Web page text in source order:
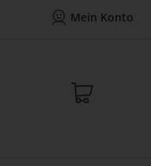
Mein Konto
Mein Konto